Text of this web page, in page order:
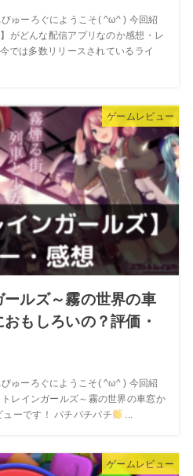
ゅーろぐにようこそ( ^ω^ ) 今回紹
がどんな配信アプリなのか感想・レ
今では多数リリースされているライ
ゲームレビュー
ールズ～霧の世界の車
もしろいの？評価・
ゅーろぐにようこそ( ^ω^ ) 今回紹
レインガールズ～霧の世界の車窓か
ーです！ パチパチパチ
ゲームレビュー